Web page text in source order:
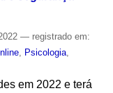
— registrado em:
, Psicologia,
em 2022 e terá